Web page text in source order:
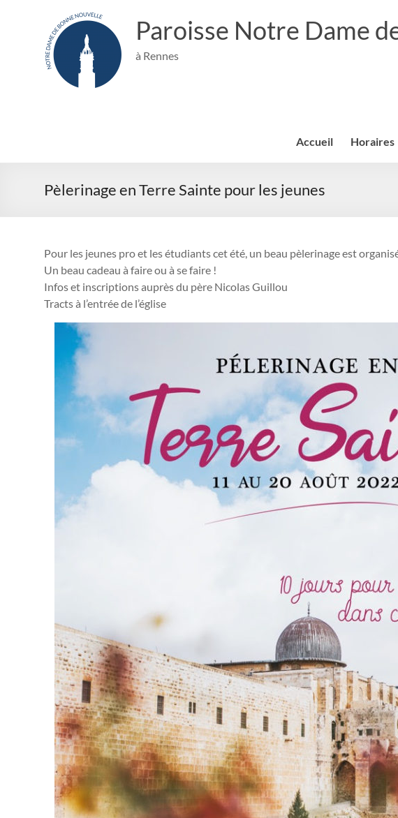
Paroisse Notre Dame
à Rennes
Accueil Horaires
Pèlerinage en Terre Sainte pour les jeunes
Pour les jeunes pro et les étudiants cet été, un beau pèlerinage est
Un beau cadeau à faire ou à se faire !
Infos et inscriptions auprès du père Nicolas Guillou
Tracts à l’entrée de l’église